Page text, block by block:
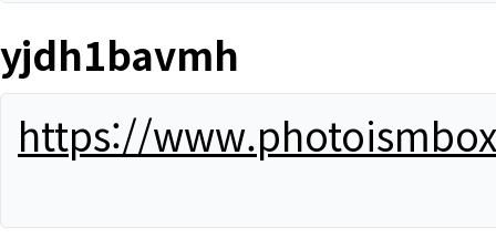
yjdh1bavmh
https://